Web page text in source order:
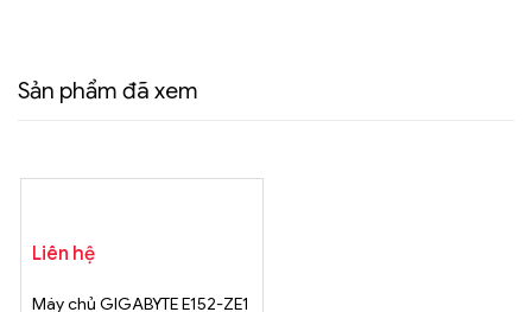
Sản phẩm đã xem
Liên hệ
Máy chủ GIGABYTE E152-ZE1